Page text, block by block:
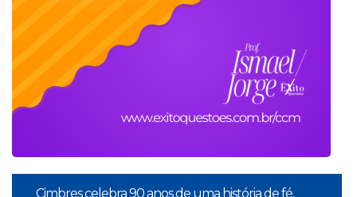
Cimbres celebra 90 anos de uma história de fé,